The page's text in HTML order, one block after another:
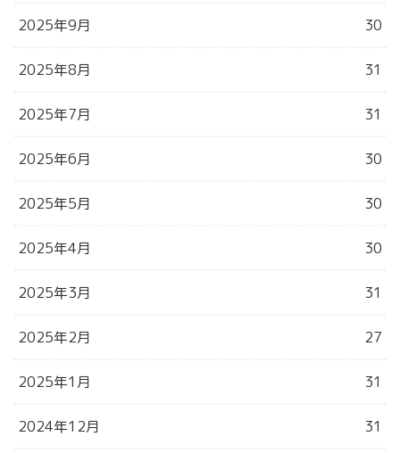
2025年9月 30
2025年8月 31
2025年7月 31
2025年6月 30
2025年5月 30
2025年4月 30
2025年3月 31
2025年2月 27
2025年1月 31
2024年12月 31